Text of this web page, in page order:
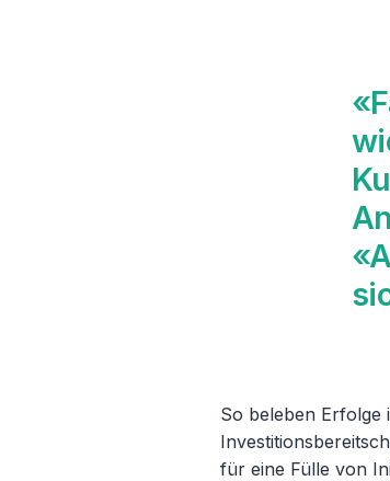
So beleben Erfolge
für eine Fülle von